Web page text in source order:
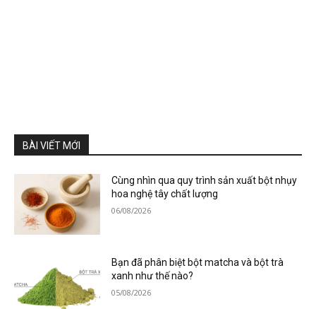
BÀI VIẾT MỚI
Cùng nhìn qua quy trình sản xuất bột nhụy
hoa nghệ tây chất lượng
06/08/2026
Bạn đã phân biệt bột matcha và bột trà
xanh như thế nào?
05/08/2026